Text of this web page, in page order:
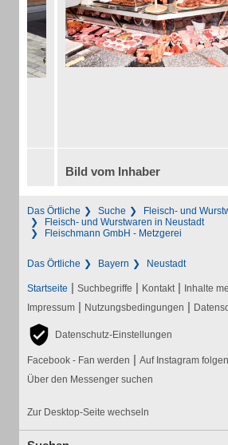
Bild vom Inhaber
Das Örtliche Suche
Fleisch- und
Fleisch- und Wurstwaren in Neustadt
Fleischmann GmbH - Metzgerei
Das Örtliche Bayern Neustadt
Startseite | Suchbegriffe | Kontakt | Inhalte
Impressum | Nutzungsbedingungen |
Datenschutz-Einstellungen
Facebook - Fan werden | Auf Instagram folgen
Über den Messenger suchen
Zur Desktop-Seite wechseln